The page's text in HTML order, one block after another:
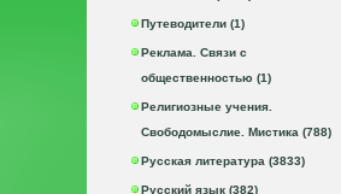
Путеводители (1)
Реклама. Связи с
общественностью (1)
Религиозные учения.
Свободомыслие. Мистика (788)
Русская литература (3833)
Русский язык (382)